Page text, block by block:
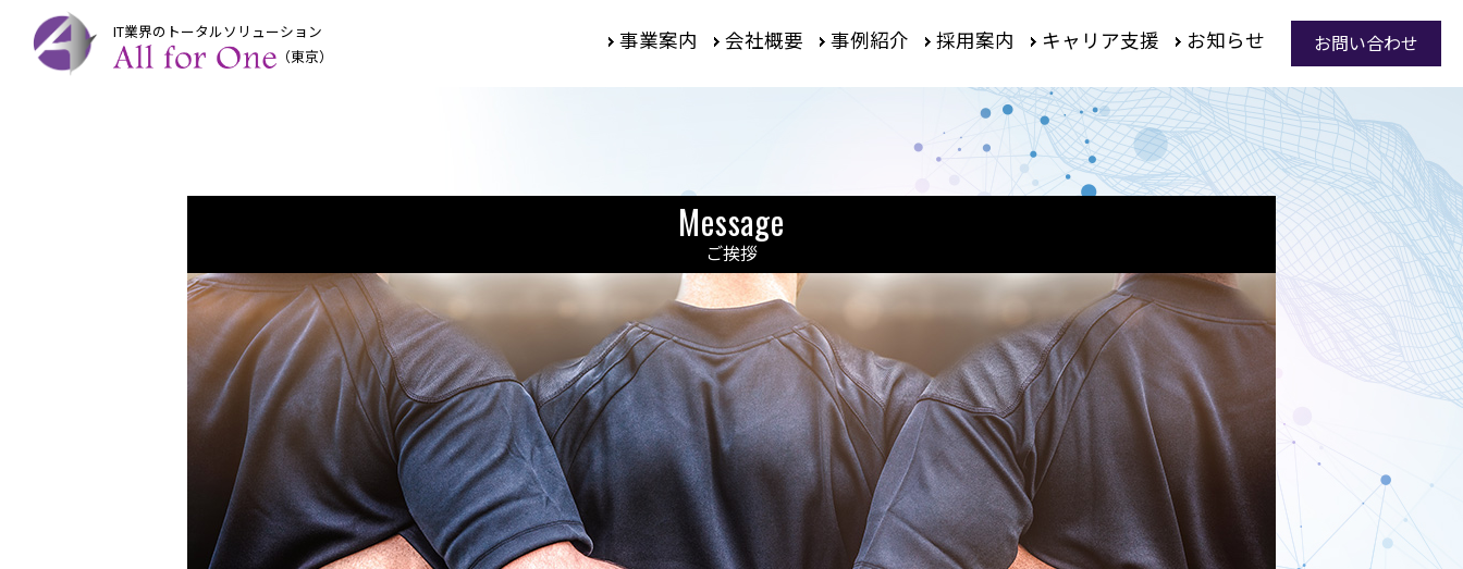
IT業界のトータルソリューション
（東京）
事業案内 会社概要 事例紹介 採用案内 キャリア支援 お知らせ お問い合わせ
Message
ご挨拶